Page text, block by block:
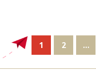
1 2 …